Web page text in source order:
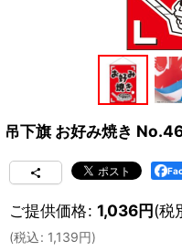
吊下旗 お好み焼き
ご提供価格: 1,036円(税
(税込: 1,139円)